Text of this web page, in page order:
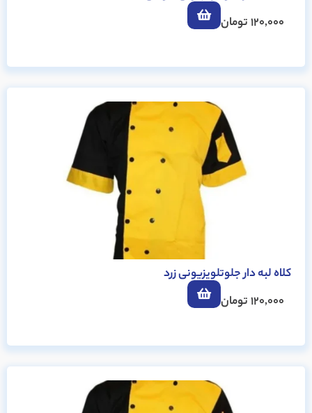
120,000تومان
کلاه لبه دار جلوتلویزیونی زرد
120,000تومان